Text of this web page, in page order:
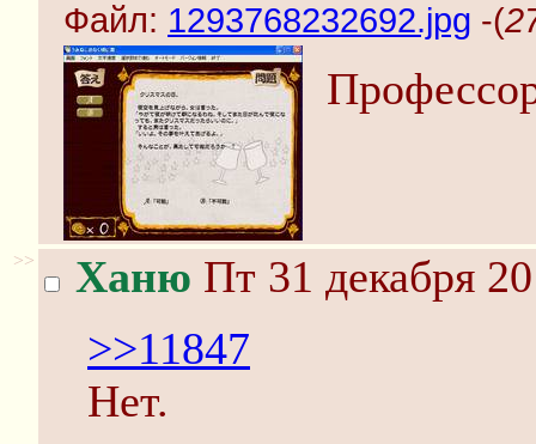
Файл: 1293768232692.jpg -(
>> Ханю Пт 31 декабря
>>11847
Нет.